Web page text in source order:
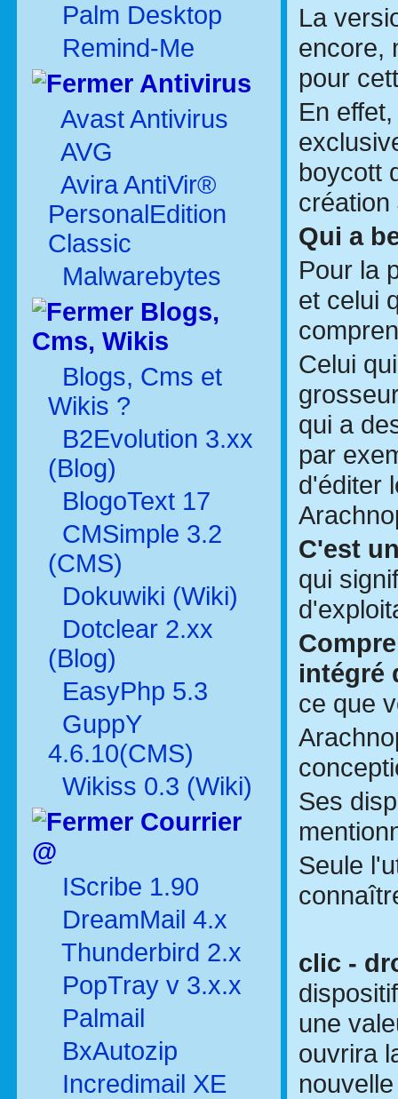
Palm Desktop
Remind-Me
Antivirus
Avast Antivirus
AVG
Avira AntiVir®
PersonalEdition
Classic
Malwarebytes
Blogs,
Cms, Wikis
Blogs, Cms et
Wikis ?
B2Evolution 3.xx
(Blog)
BlogoText 17
CMSimple 3.2
(CMS)
Dokuwiki (Wiki)
Dotclear 2.xx
(Blog)
EasyPhp 5.3
GuppY
4.6.10(CMS)
Wikiss 0.3 (Wiki)
Courrier
@
IScribe 1.90
DreamMail 4.x
Thunderbird 2.x
PopTray v 3.x.x
Palmail
BxAutozip
Incredimail XE
La
encore,
pour
En
boycott
création
Qui a
Pour la
et celui
Celui
qui a
par
d'éditer
C'est
qui
intégré
ce que
Ses
Seule
clic -
une
ouvrira